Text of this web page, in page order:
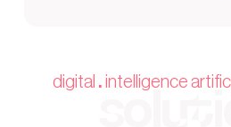
digital . intelligence